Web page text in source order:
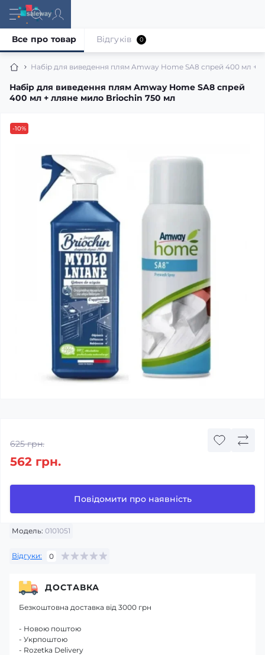
Набір для виведення плям Amway Home SA8 спрей 400 мл +
Набір для виведення плям Amway Home SA8 спрей
400 мл + лляне мило Briochin 750 мл
Все про товар Відгуків 0
-10%
Модель: 0101051
Відгуки: 0
625 грн.
562 грн.
Повідомити про наявність
ДОСТАВКА
Безкоштовна доставка від 3000 грн
- Новою поштою
- Укрпоштою
- Rozetka Delivery